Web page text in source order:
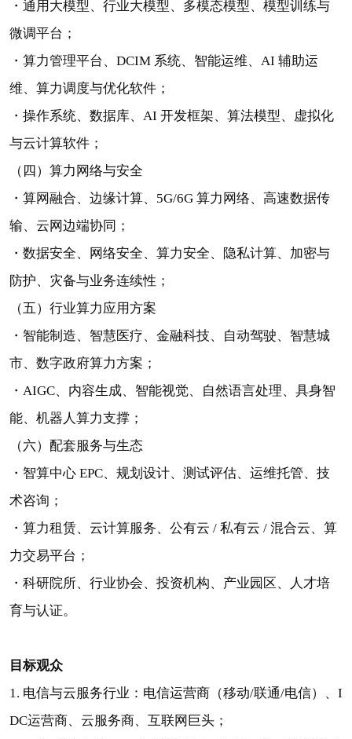
・通用大模型、行业大模型、多模态模型、模型训练与
微调平台；
・算力管理平台、DCIM 系统、智能运维、AI 辅助运
维、算力调度与优化软件；
・操作系统、数据库、AI 开发框架、算法模型、虚拟化
与云计算软件；
（四）算力网络与安全
・算网融合、边缘计算、5G/6G 算力网络、高速数据传
输、云网边端协同；
・数据安全、网络安全、算力安全、隐私计算、加密与
防护、灾备与业务连续性；
（五）行业算力应用方案
・智能制造、智慧医疗、金融科技、自动驾驶、智慧城
市、数字政府算力方案；
・AIGC、内容生成、智能视觉、自然语言处理、具身智
能、机器人算力支撑；
（六）配套服务与生态
・智算中心 EPC、规划设计、测试评估、运维托管、技
术咨询；
・算力租赁、云计算服务、公有云 / 私有云 / 混合云、算
力交易平台；
・科研院所、行业协会、投资机构、产业园区、人才培
育与认证。
目标观众
1. 电信与云服务行业：电信运营商（移动/联通/电信）、I
DC运营商、云服务商、互联网巨头；